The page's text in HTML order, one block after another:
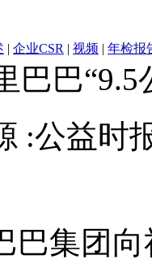
| 企业CSR | 视频 | 年检报
巴巴“9.5
:公益时
巴集团